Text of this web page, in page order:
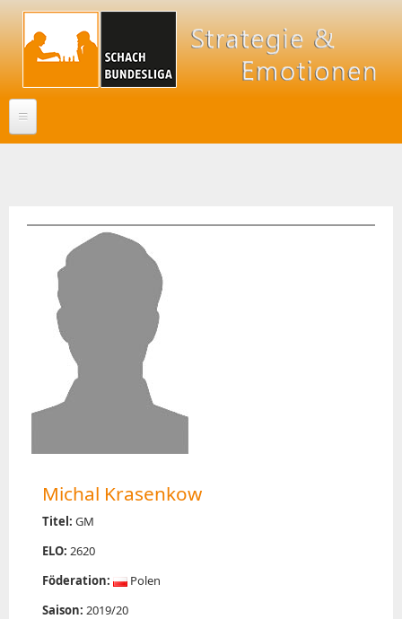
Direkt
Spielberichte
Klubnews
Interviews
Bundesliga
Ullis Randnotizen
Kolumnen
Aus aller Welt
LIVE!
Frauenbundesliga Live
ERGEBNISSE
Sie sind hier
Michal Krasenkow
Titel: GM
ELO: 2620
Föderation:
Polen
Saison: 2019/20